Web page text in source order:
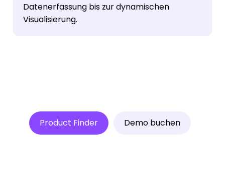
Datenerfassung bis zur dynamischen
Visualisierung.
Product Finder Demo buchen